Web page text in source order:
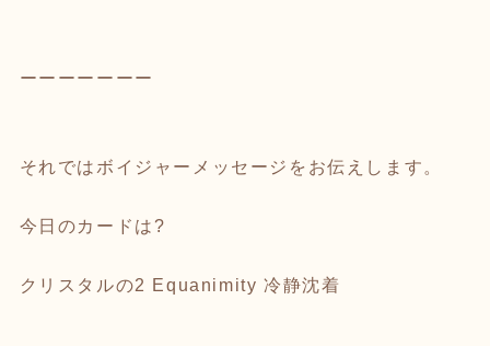
ーーーーーーー
それではボイジャーメッセージをお伝えします。
今日のカードは?
クリスタルの2 Equanimity 冷静沈着